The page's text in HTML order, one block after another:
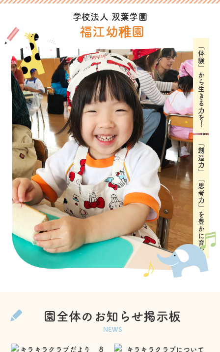
学校法人 双葉学園
福江幼稚園
「体験」から生きる力を！
「創造力」「思考力」を豊かに育む
園全体のお知らせ掲示板
NEWS